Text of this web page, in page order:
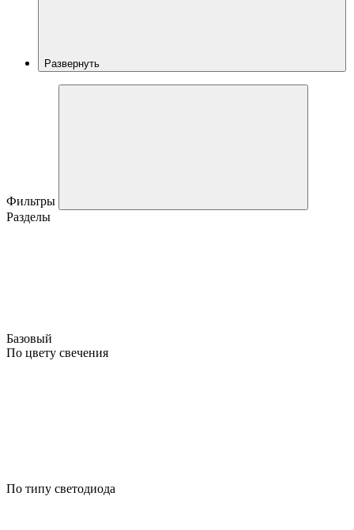
Развернуть
Фильтры
Разделы
Базовый
По цвету свечения
По типу светодиода